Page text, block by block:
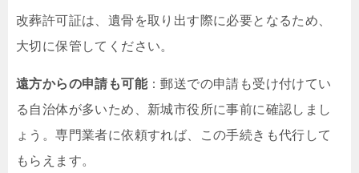
改葬許可証は、遺骨を取り出す際に必要となるため、
大切に保管してください。
遠方からの申請も可能：郵送での申請も受け付けてい
る自治体が多いため、新城市役所に事前に確認しまし
ょう。専門業者に依頼すれば、この手続きも代行して
もらえます。